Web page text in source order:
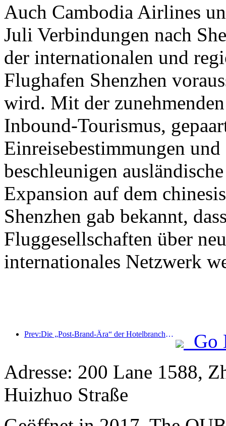
Auch Cambodia Airlines
Juli Verbindungen nach
der internationalen und
Flughafen Shenzhen
wird. Mit der
Inbound-Tourismus,
Einreisebestimmungen
beschleunigen
Expansion auf dem
Shenzhen gab bekannt,
Fluggesellschaften über
internationales Netzwerk
Prev:Die „Post-Brand-Ära“ der Hotelbranche: Von der Größenausweitung zur Effizienzsteigerung
Go
Adresse: 200 Lane 1588,
Huizhuo Straße